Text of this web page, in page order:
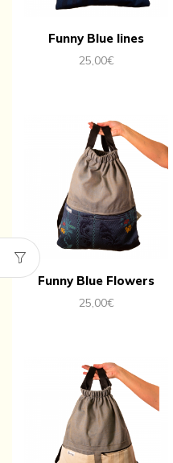
Funny Blue lines
25,00€
Funny Blue Flowers
25,00€